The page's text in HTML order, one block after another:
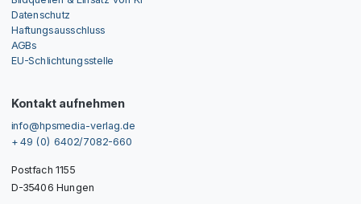
Datenschutz
Haftungsausschluss
AGBs
EU-Schlichtungsstelle
Kontakt aufnehmen
info@hpsmedia-verlag.de
+ 49 (0) 6402/7082-660
Postfach 1155
D-35406 Hungen